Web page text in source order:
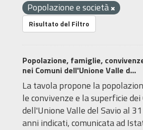
Popolazione e società
Risultato del Filtro
Popolazione, famiglie,
nei Comuni dell'Unione Valle d...
La tavola propone la
le convivenze e la superficie dei
dell'Unione Valle del Savio al
anni indicati, comunicata ad